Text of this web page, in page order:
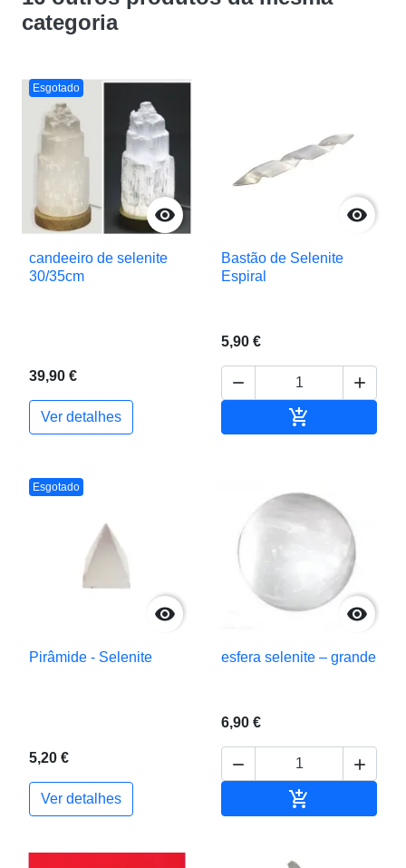
categoria
Esgotado

candeeiro de selenite
30/35cm
39,90 €
Ver detalhes

Bastão de Selenite
Espiral
5,90 €
 

Esgotado

Pirâmide - Selenite
5,20 €
Ver detalhes

esfera selenite – grande
6,90 €
 
